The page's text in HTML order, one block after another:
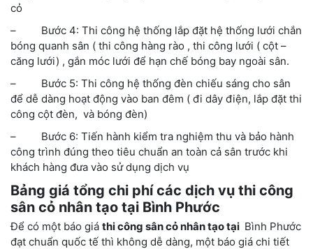
cỏ
– Bước 4: Thi công hệ thống lắp đặt hệ thống lưới chắn
bóng quanh sân ( thi công hàng rào , thi công lưới ( cột –
căng lưới) , gắn móc lưới để hạn chế bóng bay ngoài sân.
– Bước 5: Thi công hệ thống đèn chiếu sáng cho sân
để dễ dàng hoạt động vào ban đêm ( đi dây điện, lắp đặt thi
công cột đèn, và bóng đèn)
– Bước 6: Tiến hành kiểm tra nghiệm thu và bảo hành
công trình đúng theo tiêu chuẩn an toàn cả sân trước khi
khách hàng đưa vào sử dụng dịch vụ
Bảng giá tổng chi phí các dịch vụ thi công
sân cỏ nhân tạo tại Bình Phước
Để có một báo giá thi công sân cỏ nhân tạo tại Bình Phước
đạt chuẩn quốc tế thì không dễ dàng, một báo giá chi tiết